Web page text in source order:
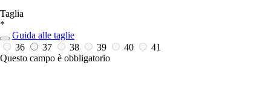
Taglia
*
Guida alle taglie
36
37 38 39 40
41
Questo campo è obbligatorio